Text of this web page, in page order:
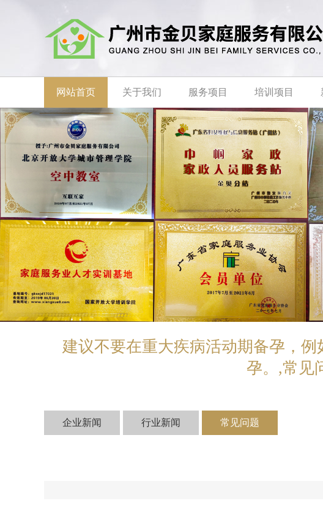
网站首页 关于我们 服务项目 培训项目
建议不要在重大疾病活动期备孕，
孕。,常见
企业新闻 行业新闻 常见问题